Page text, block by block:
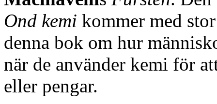
Ond kemi kommer med
denna bok om hur
när de använder kemi för
eller pengar.